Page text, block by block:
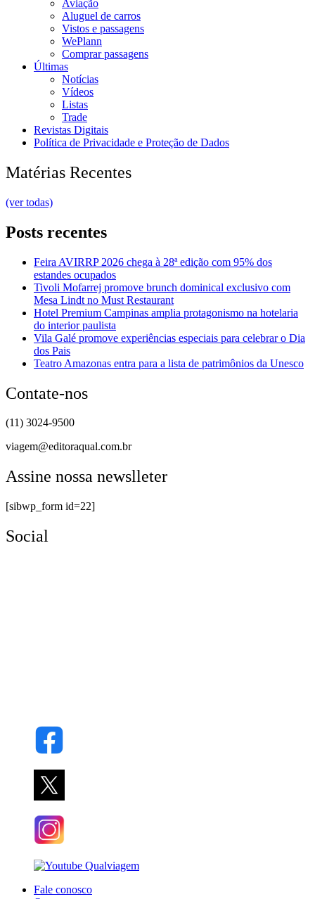
Aviação
Aluguel de carros
Vistos e passagens
WePlann
Comprar passagens
Últimas
Notícias
Vídeos
Listas
Trade
Revistas Digitais
Política de Privacidade e Proteção de Dados
Matérias Recentes
(ver todas)
Posts recentes
Feira AVIRRP 2026 chega à 28ª edição com 95% dos
estandes ocupados
Tivoli Mofarrej promove brunch dominical exclusivo com
Mesa Lindt no Must Restaurant
Hotel Premium Campinas amplia protagonismo na hotelaria
do interior paulista
Vila Galé promove experiências especiais para celebrar o Dia
dos Pais
Teatro Amazonas entra para a lista de patrimônios da Unesco
Contate-nos
(11) 3024-9500
viagem@editoraqual.com.br
Assine nossa newslleter
[sibwp_form id=22]
Social
Fale conosco